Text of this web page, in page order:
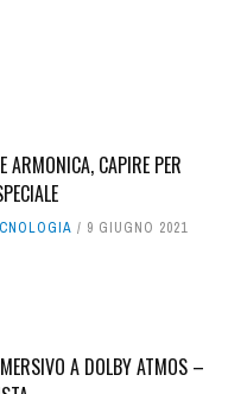
ARMONICA, CAPIRE PER
9 GIUGNO 2021
A DOLBY ATMOS –